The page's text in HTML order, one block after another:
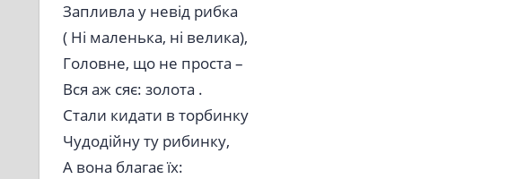
Запливла у невід рибка
( Ні маленька, ні велика),
Головне, що не проста –
Вся аж сяє: золота .
Стали кидати в торбинку
Чудодійну ту рибинку,
А вона благає їх: